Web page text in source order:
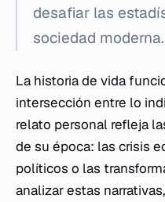
desafiar las
sociedad moderna.
La historia de vida
intersección entre lo
relato personal refleja
de su época: las crisis
políticos o las
analizar estas